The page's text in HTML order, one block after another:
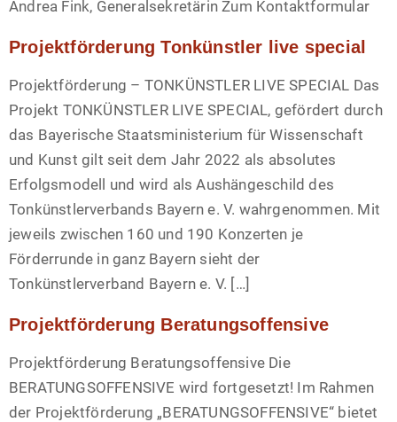
Andrea Fink, Generalsekretärin Zum Kontaktformular
Projektförderung Tonkünstler live special
Projektförderung – TONKÜNSTLER LIVE SPECIAL Das
Projekt TONKÜNSTLER LIVE SPECIAL, gefördert durch
das Bayerische Staatsministerium für Wissenschaft
und Kunst gilt seit dem Jahr 2022 als absolutes
Erfolgsmodell und wird als Aushängeschild des
Tonkünstlerverbands Bayern e. V. wahrgenommen. Mit
jeweils zwischen 160 und 190 Konzerten je
Förderrunde in ganz Bayern sieht der
Tonkünstlerverband Bayern e. V. […]
Projektförderung Beratungsoffensive
Projektförderung Beratungsoffensive Die
BERATUNGSOFFENSIVE wird fortgesetzt! Im Rahmen
der Projektförderung „BERATUNGSOFFENSIVE“ bietet